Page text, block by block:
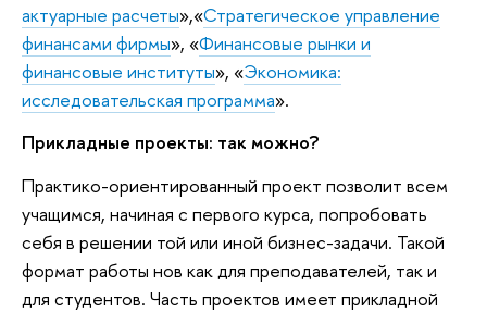
актуарные расчеты»,«Стратегическое управление
финансами фирмы», «Финансовые рынки и
финансовые институты», «Экономика:
исследовательская программа».
Прикладные проекты: так можно?
Практико-ориентированный проект позволит всем
учащимся, начиная с первого курса, попробовать
себя в решении той или иной бизнес-задачи. Такой
формат работы нов как для преподавателей, так и
для студентов. Часть проектов имеет прикладной